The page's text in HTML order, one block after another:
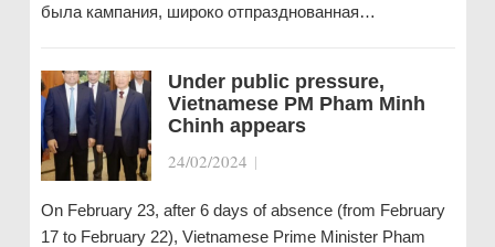
была кампания, широко отпразднованная…
Under public pressure,
Vietnamese PM Pham Minh
Chinh appears
24/02/2024 |
On February 23, after 6 days of absence (from February
17 to February 22), Vietnamese Prime Minister Pham